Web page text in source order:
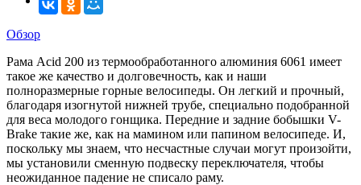
Обзор
Рама Acid 200 из термообработанного алюминия 6061 имеет
такое же качество и долговечность, как и наши
полноразмерные горные велосипеды. Он легкий и прочный,
благодаря изогнутой нижней трубе, специально подобранной
для веса молодого гонщика. Передние и задние бобышки V-
Brake такие же, как на мамином или папином велосипеде. И,
поскольку мы знаем, что несчастные случаи могут произойти,
мы установили сменную подвеску переключателя, чтобы
неожиданное падение не списало раму.